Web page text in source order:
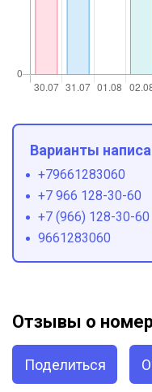
Варианты
+79661283060
+7 966 128-30-60
+7 (966) 128-30-60
9661283060
Отзывы о
Поделиться